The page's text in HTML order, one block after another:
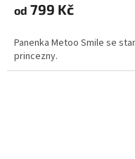
od 799 Kč
Panenka Metoo Smile se
princezny.